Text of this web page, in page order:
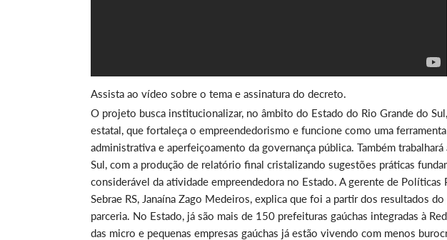
Assista ao vídeo sobre o tema e assinatura do decreto.
O projeto busca institucionalizar, no âmbito do Estado do Rio Grande do
estatal, que fortaleça o empreendedorismo e funcione como uma
administrativa e aperfeiçoamento da governança pública. Também
Sul, com a produção de relatório final cristalizando sugestões práticas
considerável da atividade empreendedora no Estado. A gerente de
Sebrae RS, Janaína Zago Medeiros, explica que foi a partir dos resultados
parceria. No Estado, já são mais de 150 prefeituras gaúchas integradas à
das micro e pequenas empresas gaúchas já estão vivendo com menos